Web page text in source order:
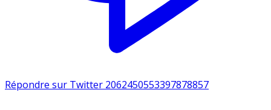
Répondre sur Twitter 2062450553397878857